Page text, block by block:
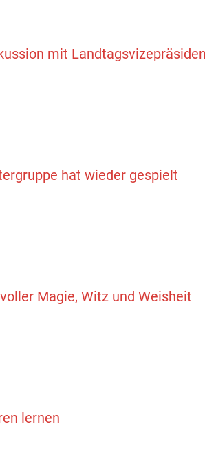
mit
hat wieder gespielt
Magie, Witz und Weisheit
lernen